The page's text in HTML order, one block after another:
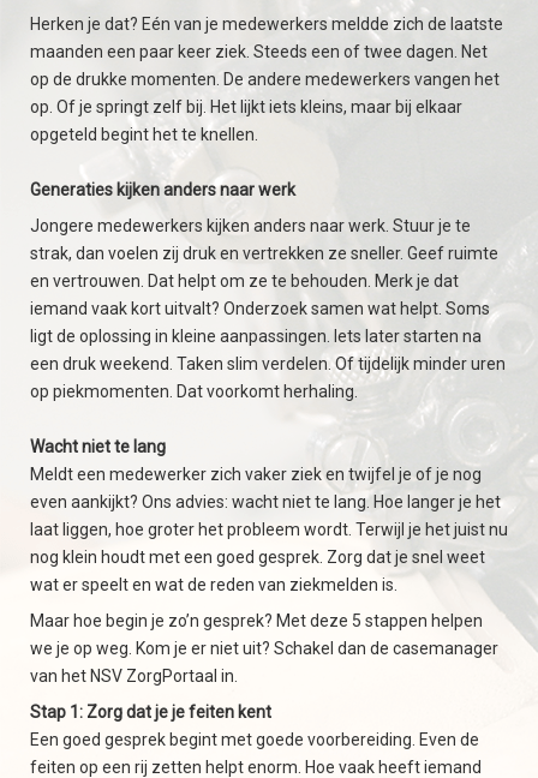
Herken je dat? Eén van je medewerkers meldde zich de laatste
maanden een paar keer ziek. Steeds een of twee dagen. Net
op de drukke momenten. De andere medewerkers vangen het
op. Of je springt zelf bij. Het lijkt iets kleins, maar bij elkaar
opgeteld begint het te knellen.
Generaties kijken anders naar werk
Jongere medewerkers kijken anders naar werk. Stuur je te
strak, dan voelen zij druk en vertrekken ze sneller. Geef ruimte
en vertrouwen. Dat helpt om ze te behouden. Merk je dat
iemand vaak kort uitvalt? Onderzoek samen wat helpt. Soms
ligt de oplossing in kleine aanpassingen. Iets later starten na
een druk weekend. Taken slim verdelen. Of tijdelijk minder uren
op piekmomenten. Dat voorkomt herhaling.
Wacht niet te lang
Meldt een medewerker zich vaker ziek en twijfel je of je nog
even aankijkt? Ons advies: wacht niet te lang. Hoe langer je het
laat liggen, hoe groter het probleem wordt. Terwijl je het juist nu
nog klein houdt met een goed gesprek. Zorg dat je snel weet
wat er speelt en wat de reden van ziekmelden is.
Maar hoe begin je zo’n gesprek? Met deze 5 stappen helpen
we je op weg. Kom je er niet uit? Schakel dan de casemanager
van het NSV ZorgPortaal in.
Stap 1: Zorg dat je je feiten kent
Een goed gesprek begint met goede voorbereiding. Even de
feiten op een rij zetten helpt enorm. Hoe vaak heeft iemand